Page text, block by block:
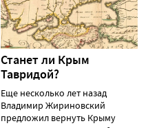
Станет ли Крым
Тавридой?
Еще несколько лет назад
Владимир Жириновский
предложил вернуть Крыму